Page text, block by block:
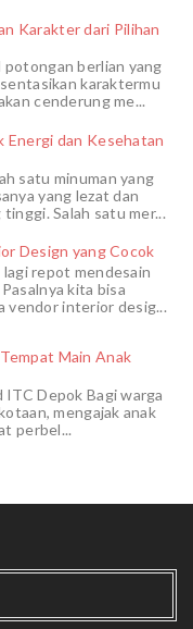
Karakter dari Pilihan
potongan berlian yang
karaktermu
cenderung me...
Energi dan Kesehatan
satu minuman yang
yang lezat dan
Salah satu mer...
Design yang Cocok
repot mendesain
kita bisa
vendor interior desig...
Main Anak
Depok Bagi warga
mengajak anak
perbel...